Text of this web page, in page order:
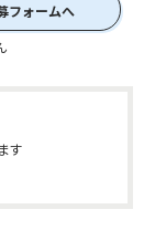
フォームへ
す